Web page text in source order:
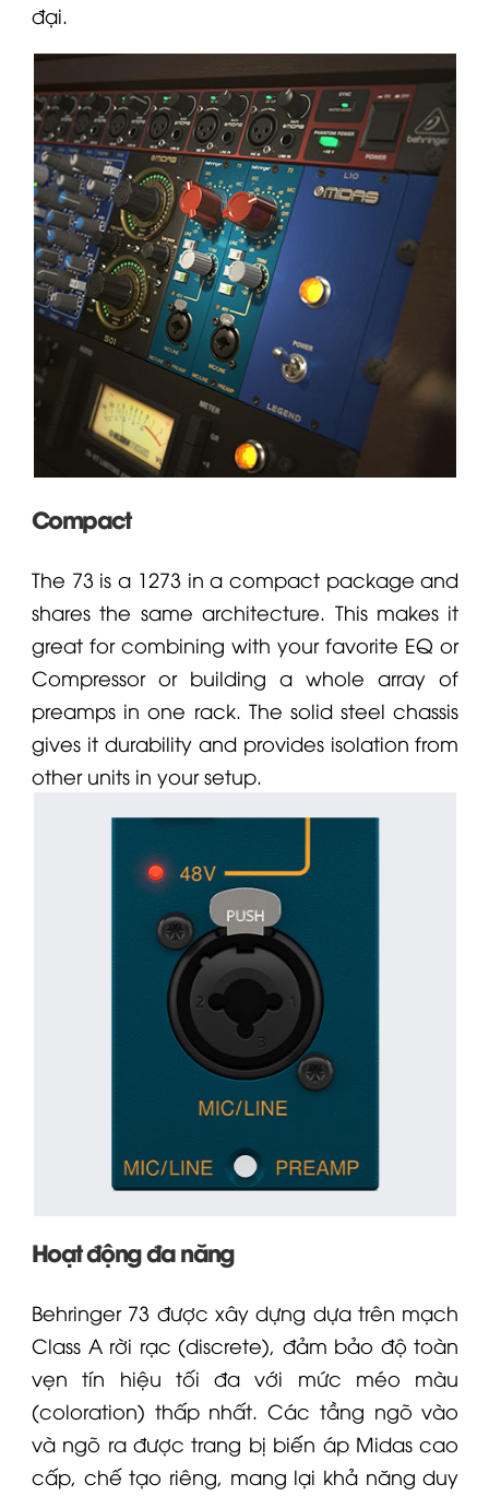
đại.
Compact
The 73 is a 1273 in a compact package and
shares the same architecture. This makes it
great for combining with your favorite EQ or
Compressoror building a whole array of
preamps in one rack. The solid steel chassis
gives it durability and provides isolation from
other units in your setup.
Hoạt động đa năng
Behringer73 được xây dựng dựa trên mạch
Class A rời rạc (discrete), đảm bảo độ toàn
vẹn tín hiệu tối đa với mức méo màu
(coloration) thấp nhất. Các tầng ngõ vào
và ngõ ra được trang bị biến áp Midas cao
cấp, chế tạo riêng, mang lại khả năng duy